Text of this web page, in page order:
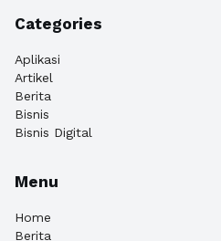
Categories
Aplikasi
Artikel
Berita
Bisnis
Bisnis Digital
Menu
Home
Berita